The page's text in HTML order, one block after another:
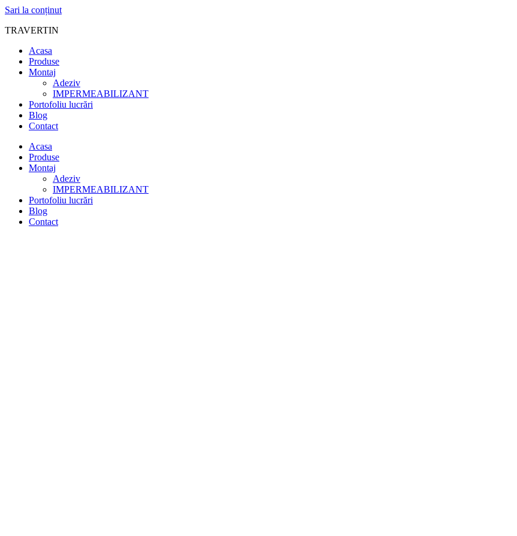
Sari la conținut
TRAVERTIN
Acasa
Produse
Montaj
Adeziv
IMPERMEABILIZANT
Portofoliu lucrări
Blog
Contact
Acasa
Produse
Montaj
Adeziv
IMPERMEABILIZANT
Portofoliu lucrări
Blog
Contact